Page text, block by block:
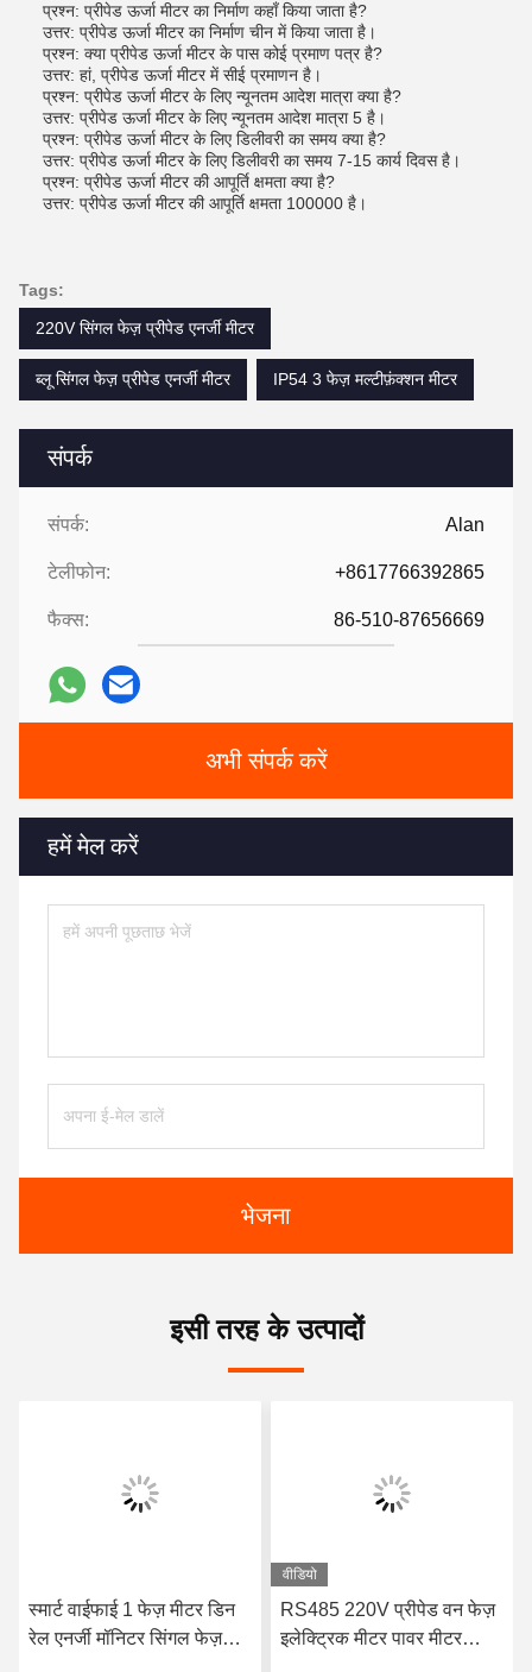
संपर्क
संपर्क: Alan
टेलीफोन: +8617766392865
फैक्स: 86-510-87656669
अभी संपर्क करें
हमें मेल करें
भेजना
प्रश्न: प्रीपेड ऊर्जा मीटर का निर्माण कहाँ किया जाता है?
उत्तर: प्रीपेड ऊर्जा मीटर का निर्माण चीन में किया जाता है।
प्रश्न: क्या प्रीपेड ऊर्जा मीटर के पास कोई प्रमाण पत्र है?
उत्तर: हां, प्रीपेड ऊर्जा मीटर में सीई प्रमाणन है।
प्रश्न: प्रीपेड ऊर्जा मीटर के लिए न्यूनतम आदेश मात्रा क्या है?
उत्तर: प्रीपेड ऊर्जा मीटर के लिए न्यूनतम आदेश मात्रा 5 है।
प्रश्न: प्रीपेड ऊर्जा मीटर के लिए डिलीवरी का समय क्या है?
उत्तर: प्रीपेड ऊर्जा मीटर के लिए डिलीवरी का समय 7-15 कार्य दिवस है।
प्रश्न: प्रीपेड ऊर्जा मीटर की आपूर्ति क्षमता क्या है?
उत्तर: प्रीपेड ऊर्जा मीटर की आपूर्ति क्षमता 100000 है।
Tags:
220V सिंगल फेज़ प्रीपेड एनर्जी मीटर
ब्लू सिंगल फेज़ प्रीपेड एनर्जी मीटर IP54 3 फेज़ मल्टीफ़ंक्शन मीटर
इसी तरह के उत्पादों
स्मार्ट वाईफाई 1 फेज़ मीटर डिन
रेल एनर्जी मॉनिटर सिंगल फेज़
वीडियो
RS485 220V प्रीपेड वन फेज़
इलेक्ट्रिक मीटर पावर मीटर